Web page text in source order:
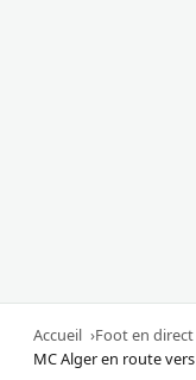
Accueil
Foot en direct
MC Alger en route